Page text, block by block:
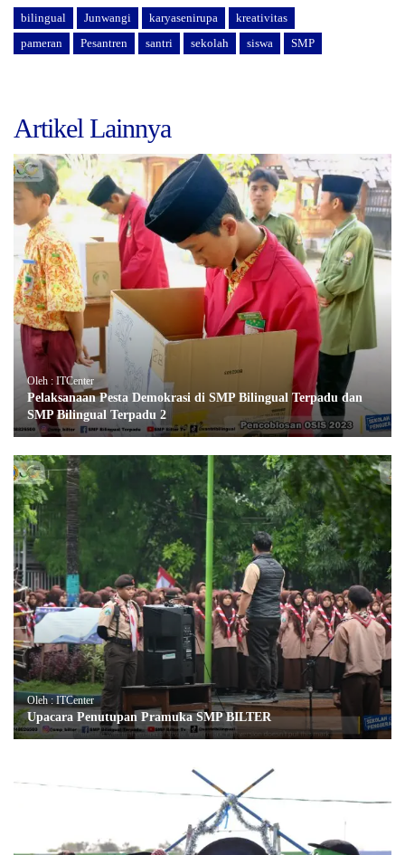
bilingual Junwangi karyasenirupa
kreativitas
pameran
Pesantren santri sekolah siswa SMP
Artikel Lainnya
Oleh : ITCenter
Pelaksanaan Pesta Demokrasi di SMP Bilingual Terpadu dan
SMP Bilingual Terpadu 2
Oleh : ITCenter
Upacara Penutupan Pramuka SMP BILTER